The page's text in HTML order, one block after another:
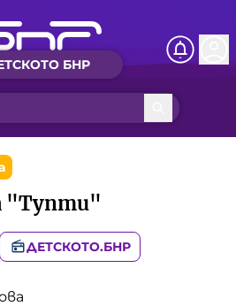
БНР
език
"Тупти"
ДЕТСКОТО.БНР